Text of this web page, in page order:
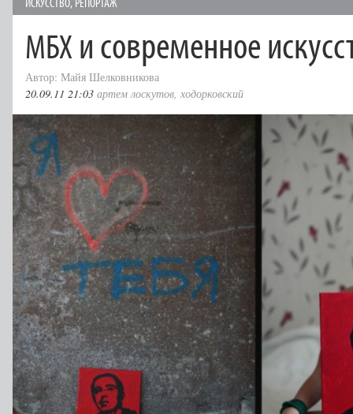
МБХ и современное
Автор: Майя Шелковникова
20.09.11 21:03 артем лоскутов, ходорковский